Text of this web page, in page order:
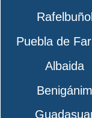
Rafelbuñol
Puebla de
Albaida
Benigánim